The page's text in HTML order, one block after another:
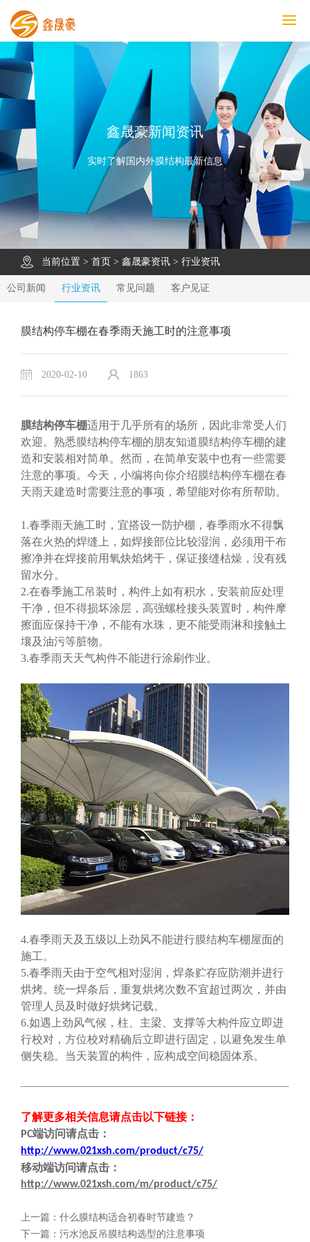
鑫晟豪首页
产品中心
工程案例
膜结构车棚
污水池反吊膜加盖
鑫晟豪资讯
关于鑫晟豪
联系鑫晟豪
鑫晟豪新闻资讯
实时了解国内外膜结构最新信息
当前位置 > 首页 > 鑫晟豪资讯 > 行业资讯
公司新闻 行业资讯 常见问题 客户见证
膜结构停车棚在春季雨天施工时的注意事项
2020-02-10 1863
膜结构停车棚适用于几乎所有的场所，因此非常受人们
欢迎。熟悉膜结构停车棚的朋友知道膜结构停车棚的建
造和安装相对简单。然而，在简单安装中也有一些需要
注意的事项。今天，小编将向你介绍膜结构停车棚在春
天雨天建造时需要注意的事项，希望能对你有所帮助。
1.春季雨天施工时，宜搭设一防护棚，春季雨水不得飘
落在火热的焊缝上，如焊接部位比较湿润，必须用干布
擦净并在焊接前用氧炔焰烤干，保证接缝枯燥，没有残
留水分。
2.在春季施工吊装时，构件上如有积水，安装前应处理
干净，但不得损坏涂层，高强螺栓接头装置时，构件摩
擦面应保持干净，不能有水珠，更不能受雨淋和接触土
壤及油污等脏物。
3.春季雨天天气构件不能进行涂刷作业。
4.春季雨天及五级以上劲风不能进行膜结构车棚屋面的
施工。
5.春季雨天由于空气相对湿润，焊条贮存应防潮并进行
烘烤。统一焊条后，重复烘烤次数不宜超过两次，并由
管理人员及时做好烘烤记载。
6.如遇上劲风气候，柱、主梁、支撑等大构件应立即进
行校对，方位校对精确后立即进行固定，以避免发生单
侧失稳。当天装置的构件，应构成空间稳固体系。
了解更多相关信息请点击以下链接：
PC端访问请点击 ：
http://www.021xsh.com/product/c75/
移动端访问请点击 ：
http://www.021xsh.com/m/product/c75/
上一篇： 什么膜结构适合初春时节建造？
下一篇： 污水池反吊膜结构选型的注意事项